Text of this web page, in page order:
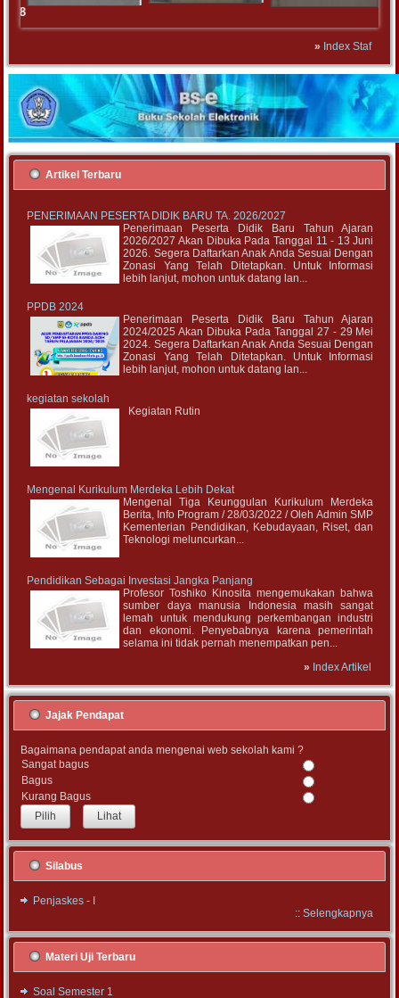
» Index Staf
Artikel Terbaru
PENERIMAAN PESERTA DIDIK BARU TA. 2026/2027
Penerimaan Peserta Didik Baru Tahun Ajaran
2026/2027 Akan Dibuka Pada Tanggal 11 - 13 Juni
2026. Segera Daftarkan Anak Anda Sesuai Dengan
Zonasi Yang Telah Ditetapkan. Untuk Informasi
lebih lanjut, mohon untuk datang lan...
PPDB 2024
Penerimaan Peserta Didik Baru Tahun Ajaran
2024/2025 Akan Dibuka Pada Tanggal 27 - 29 Mei
2024. Segera Daftarkan Anak Anda Sesuai Dengan
Zonasi Yang Telah Ditetapkan. Untuk Informasi
lebih lanjut, mohon untuk datang lan...
kegiatan sekolah
Kegiatan Rutin
Mengenal Kurikulum Merdeka Lebih Dekat
Mengenal Tiga Keunggulan Kurikulum Merdeka
Berita, Info Program / 28/03/2022 / Oleh Admin SMP
Kementerian Pendidikan, Kebudayaan, Riset, dan
Teknologi meluncurkan...
Pendidikan Sebagai Investasi Jangka Panjang
Profesor Toshiko Kinosita mengemukakan bahwa
sumber daya manusia Indonesia masih sangat
lemah untuk mendukung perkembangan industri
dan ekonomi. Penyebabnya karena pemerintah
selama ini tidak pernah menempatkan pen...
» Index Artikel
Jajak Pendapat
Bagaimana pendapat anda mengenai web sekolah kami ?
Sangat bagus
Bagus
Kurang Bagus
Lihat
Silabus
Penjaskes - I
:: Selengkapnya
Materi Uji Terbaru
Soal Semester 1